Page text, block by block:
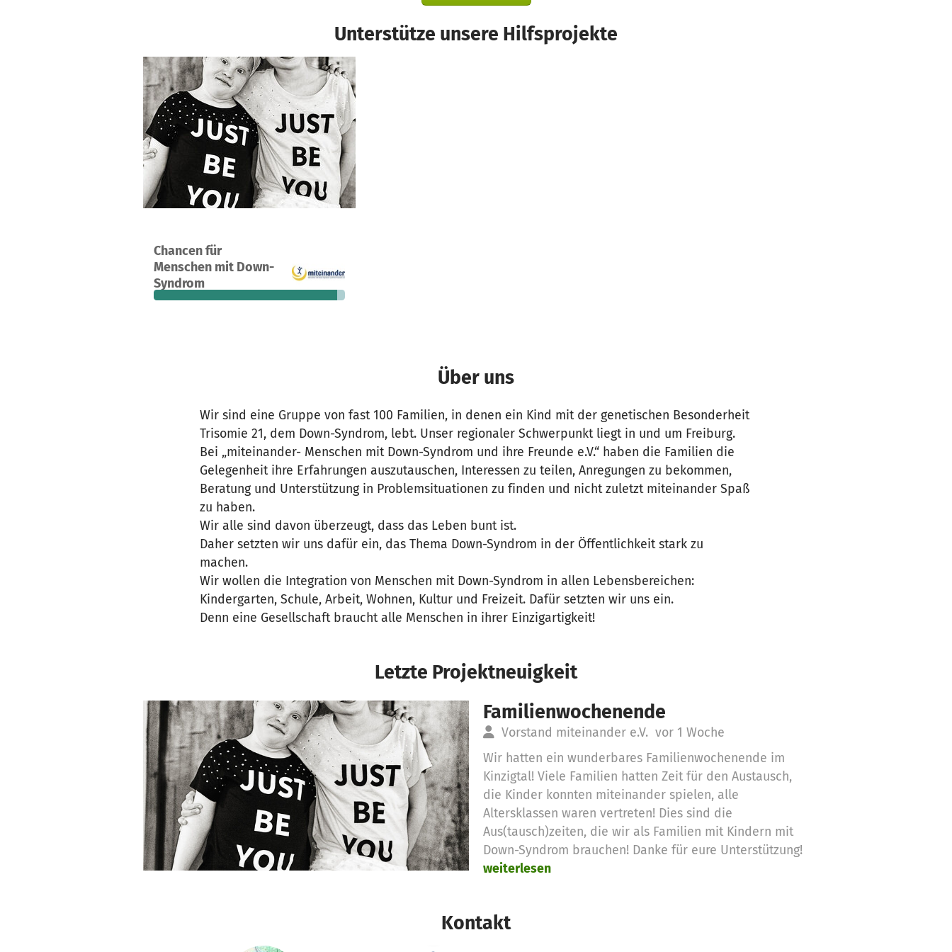
Unterstütze unsere Hilfsprojekte
Chancen für
Menschen mit Down-
Syndrom
Ein Projekt in 79106, Deutschland
103
Spenden
96 %
fehlen noch
Über uns
Wir sind eine Gruppe von fast 100 Familien, in denen ein Kind mit der genetischen Besonderheit
Trisomie 21, dem Down-Syndrom, lebt. Unser regionaler Schwerpunkt liegt in und um Freiburg.
Bei „miteinander- Menschen mit Down-Syndrom und ihre Freunde e.V.“ haben die Familien die
Gelegenheit ihre Erfahrungen auszutauschen, Interessen zu teilen, Anregungen zu bekommen,
Beratung und Unterstützung in Problemsituationen zu finden und nicht zuletzt miteinander Spaß
zu haben.
Wir alle sind davon überzeugt, dass das Leben bunt ist.
Daher setzten wir uns dafür ein, das Thema Down-Syndrom in der Öffentlichkeit stark zu
machen.
Wir wollen die Integration von Menschen mit Down-Syndrom in allen Lebensbereichen:
Kindergarten, Schule, Arbeit, Wohnen, Kultur und Freizeit. Dafür setzten wir uns ein.
Denn eine Gesellschaft braucht alle Menschen in ihrer Einzigartigkeit!
Letzte Projektneuigkeit
Familienwochenende
Vorstand miteinander e.V. vor 1 Woche
Wir hatten ein wunderbares Familienwochenende im
Kinzigtal! Viele Familien hatten Zeit für den Austausch,
die Kinder konnten miteinander spielen, alle
Altersklassen waren vertreten! Dies sind die
Aus(tausch)zeiten, die wir als Familien mit Kindern mit
Down-Syndrom brauchen! Danke für eure Unterstützung!
weiterlesen
Kontakt